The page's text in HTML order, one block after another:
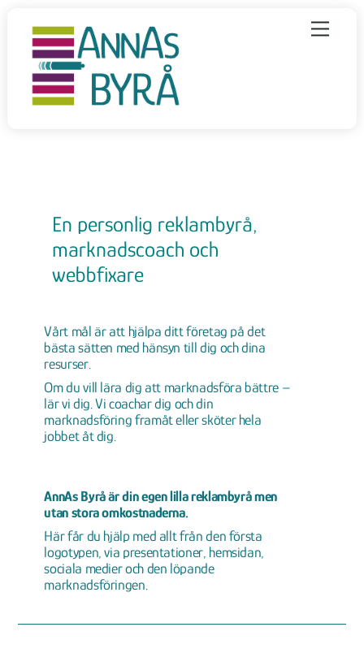
content
Menu
En personlig reklambyrå,
marknadscoach och
webbfixare
Vårt mål är att hjälpa ditt företag på det
bästa sätten med hänsyn till dig och dina
resurser.
Om du vill lära dig att marknadsföra bättre –
lär vi dig. Vi coachar dig och din
marknadsföring framåt eller sköter hela
jobbet åt dig.
AnnAs Byrå är din egen lilla reklambyrå men
utan stora omkostnaderna.
Här får du hjälp med allt från den första
logotypen, via presentationer, hemsidan,
sociala medier och den löpande
marknadsföringen.